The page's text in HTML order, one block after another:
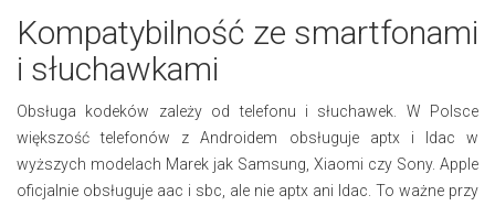
Kompatybilność ze smartfonami
i słuchawkami
Obsługa kodeków zależy od telefonu i słuchawek. W Polsce
większość telefonów z Androidem obsługuje aptx i ldac w
wyższych modelach Marek jak Samsung, Xiaomi czy Sony. Apple
oficjalnie obsługuje aac i sbc, ale nie aptx ani ldac. To ważne przy